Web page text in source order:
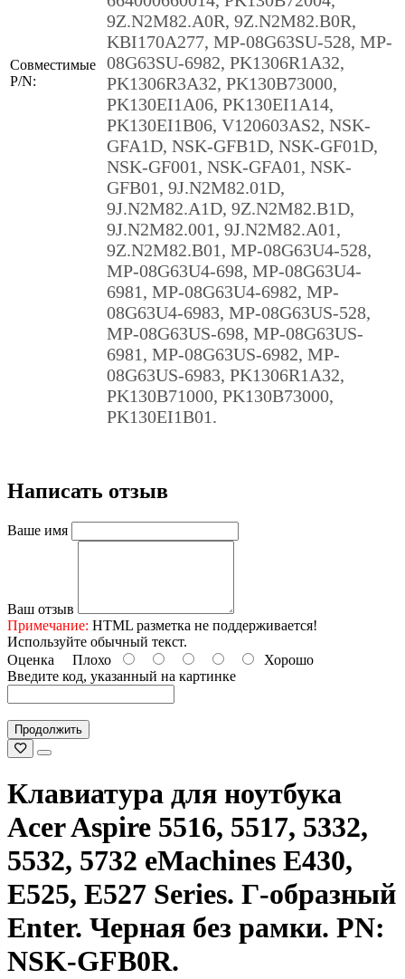
Совместимые
P/N:
9Z.N2M82.A0R, 9Z.N2M82.B0R,
KBI170A277, MP-08G63SU-528, MP-
08G63SU-6982, PK1306R1A32,
PK1306R3A32, PK130B73000,
PK130EI1A06, PK130EI1A14,
PK130EI1B06, V120603AS2, NSK-
GFA1D, NSK-GFB1D, NSK-GF01D,
NSK-GF001, NSK-GFA01, NSK-
GFB01, 9J.N2M82.01D,
9J.N2M82.A1D, 9Z.N2M82.B1D,
9J.N2M82.001, 9J.N2M82.A01,
9Z.N2M82.B01, MP-08G63U4-528,
MP-08G63U4-698, MP-08G63U4-
6981, MP-08G63U4-6982, MP-
08G63U4-6983, MP-08G63US-528,
MP-08G63US-698, MP-08G63US-
6981, MP-08G63US-6982, MP-
08G63US-6983, PK1306R1A32,
PK130B71000, PK130B73000,
PK130EI1B01.
Написать отзыв
Ваше имя
Ваш отзыв
Примечание: HTML разметка не поддерживается!
Используйте обычный текст.
Оценка Плохо
Хорошо
Введите код, указанный на картинке
Продолжить
Клавиатура для ноутбука
Acer Aspire 5516, 5517, 5332,
5532, 5732 eMachines E430,
E525, E527 Series. Г-образный
Enter. Черная без рамки. PN:
NSK-GFB0R.